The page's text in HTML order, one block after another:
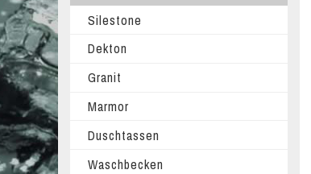
Silestone
Dekton
Granit
Marmor
Duschtassen
Waschbecken